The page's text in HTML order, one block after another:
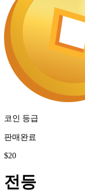
코인 등급
판매완료
$20
전등